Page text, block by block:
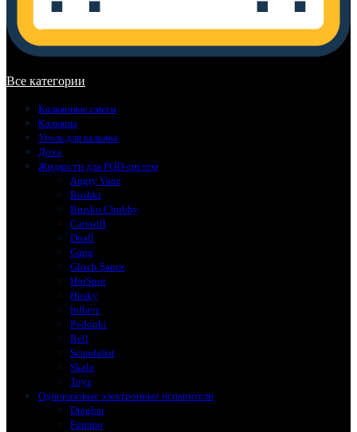
Все категории
Кальянные смеси
Кальяны
Уголь для кальяна
Доха
Жидкости для POD-систем
Angry Vape
Boshki
Brusko Chubby
Catswill
Duall
Gang
Glitch Sauce
HotSpot
Husky
Inflave
Podonki
Rell
Scandalist
Skala
Toyz
Одноразовые электронные испарители
Dragbar
Fummo